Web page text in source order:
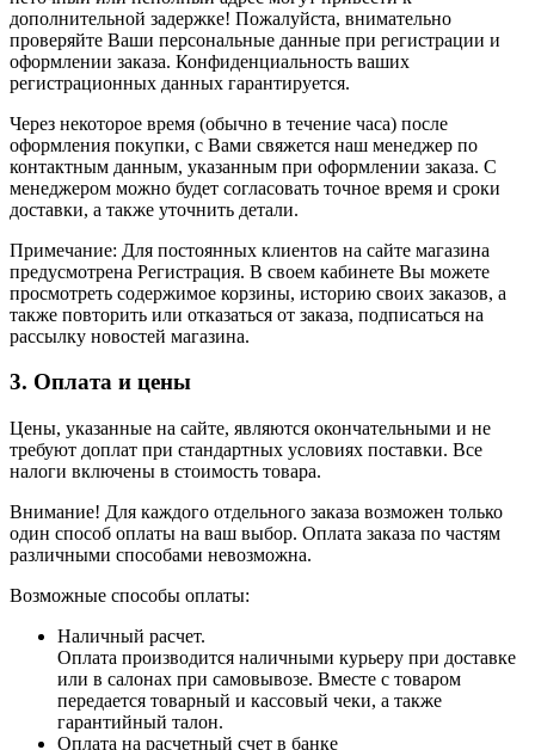
дополнительной задержке! Пожалуйста, внимательно
проверяйте Ваши персональные данные при регистрации и
оформлении заказа. Конфиденциальность ваших
регистрационных данных гарантируется.
Через некоторое время (обычно в течение часа) после
оформления покупки, с Вами свяжется наш менеджер по
контактным данным, указанным при оформлении заказа. С
менеджером можно будет согласовать точное время и сроки
доставки, а также уточнить детали.
Примечание: Для постоянных клиентов на сайте магазина
предусмотрена Регистрация. В своем кабинете Вы можете
просмотреть содержимое корзины, историю своих заказов, а
также повторить или отказаться от заказа, подписаться на
рассылку новостей магазина.
3. Оплата и цены
Цены, указанные на сайте, являются окончательными и не
требуют доплат при стандартных условиях поставки. Все
налоги включены в стоимость товара.
Внимание! Для каждого отдельного заказа возможен только
один способ оплаты на ваш выбор. Оплата заказа по частям
различными способами невозможна.
Возможные способы оплаты:
Наличный расчет.
Оплата производится наличными курьеру при доставке
или в салонах при самовывозе. Вместе с товаром
передается товарный и кассовый чеки, а также
гарантийный талон.
Оплата на расчетный счет в банке